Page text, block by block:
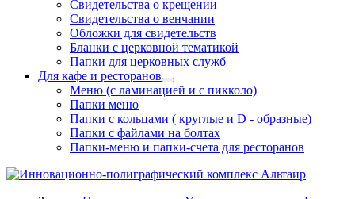
Свидетельства о крещении
Свидетельства о венчании
Обложки для свидетельств
Бланки с церковной тематикой
Папки для церковных служб
Для кафе и ресторанов
Меню (с ламинацией и с пикколо)
Папки меню
Папки с кольцами ( круглые и D - образные)
Папки с файлами на болтах
Папки-меню и папки-счета для ресторанов